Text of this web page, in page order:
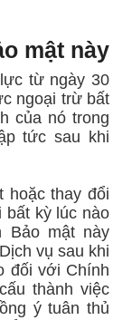
mật này
từ ngày 30
ngoại trừ bất
của nó trong
tức sau khi
hoặc thay đổi
bất kỳ lúc nào
Bảo mật này
vụ sau khi
đối với Chính
thành việc
ý tuân thủ